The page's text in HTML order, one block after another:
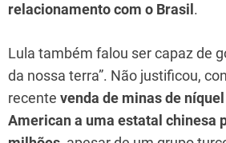
relacionamento com o Brasil .
Lula também falou ser capaz de
da nossa terra”. Não justificou,
recente venda de minas de
American a uma estatal chinesa